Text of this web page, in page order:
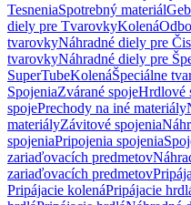
TesneniaSpotrebný materiál
diely pre TvarovkyKolená
tvarovkyNáhradné diely pre
tvarovkyNáhradné diely pre
SuperTubeKolenáŠpeciálne
SpojeniaZvárané spojeHrdlové
spojePrechody na iné materiály
materiályZávitové spojenia
spojeniaPripojenia spojenia
zariaďovacích predmetov
zariaďovacích predmetov
Pripájacie kolenáPripájacie